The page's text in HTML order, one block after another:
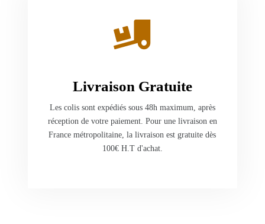
Livraison Gratuite
Les colis sont expédiés sous 48h maximum, après
réception de votre paiement. Pour une livraison en
France métropolitaine, la livraison est gratuite dès
100€ H.T d'achat.